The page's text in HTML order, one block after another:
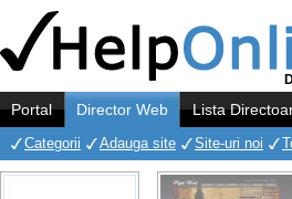
Portal Director Web Lista
Categorii Adauga site Site-uri noi